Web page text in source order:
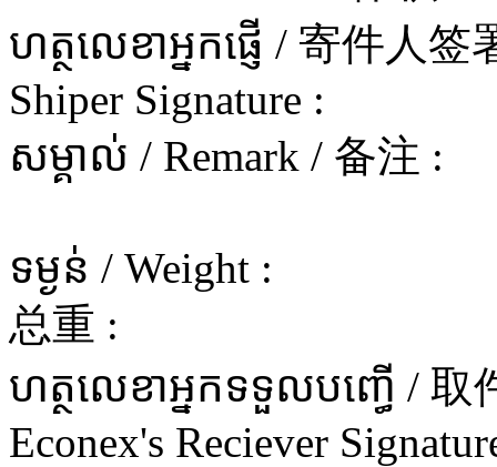
ហត្ថលេខាអ្នកផ្ញើ / 寄件人
Shiper Signature :
សម្គាល់ / Remark / 备注 :
ទម្ងន់ / Weight :
总重 :
ហត្ថលេខាអ្នកទទួលបញ្ធើ / 取
Econex's Reciever